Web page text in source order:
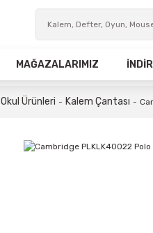
MAĞAZALARIMIZ
Okul Ürünleri Kalem Çantası